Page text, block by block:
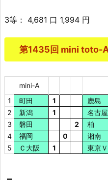
3等： 4,681 口 1,994 円
第1435回 mini toto-
mini-A
1
町田 1 鹿島
2
新潟 1 名古屋
3
磐田 2 柏
4
福岡 0 湘南
5
Ｃ大阪 1 東京Ｖ